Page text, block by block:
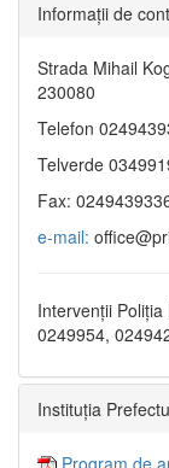
Informaţii de
Strada Mihail
230080
Telefon
Telverde
Fax:
e-mail:
Intervenții
0249954,
Instituția